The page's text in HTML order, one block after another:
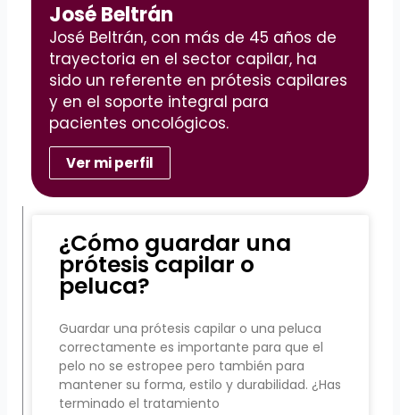
José Beltrán
José Beltrán, con más de 45 años de
trayectoria en el sector capilar, ha
sido un referente en prótesis capilares
y en el soporte integral para
pacientes oncológicos.
Ver mi perfil
¿Cómo guardar una
prótesis capilar o
peluca?
Guardar una prótesis capilar o una peluca
correctamente es importante para que el
pelo no se estropee pero también para
mantener su forma, estilo y durabilidad. ¿Has
terminado el tratamiento